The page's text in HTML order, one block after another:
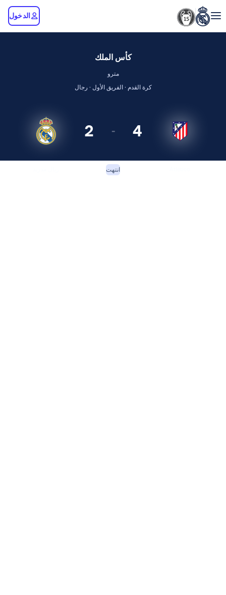
الدخول
كأس الملك
مترو
كرة القدم · الفريق الأول · رجال
4
-
2
انتهت